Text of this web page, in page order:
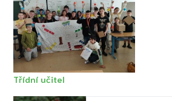
Třídní učitel